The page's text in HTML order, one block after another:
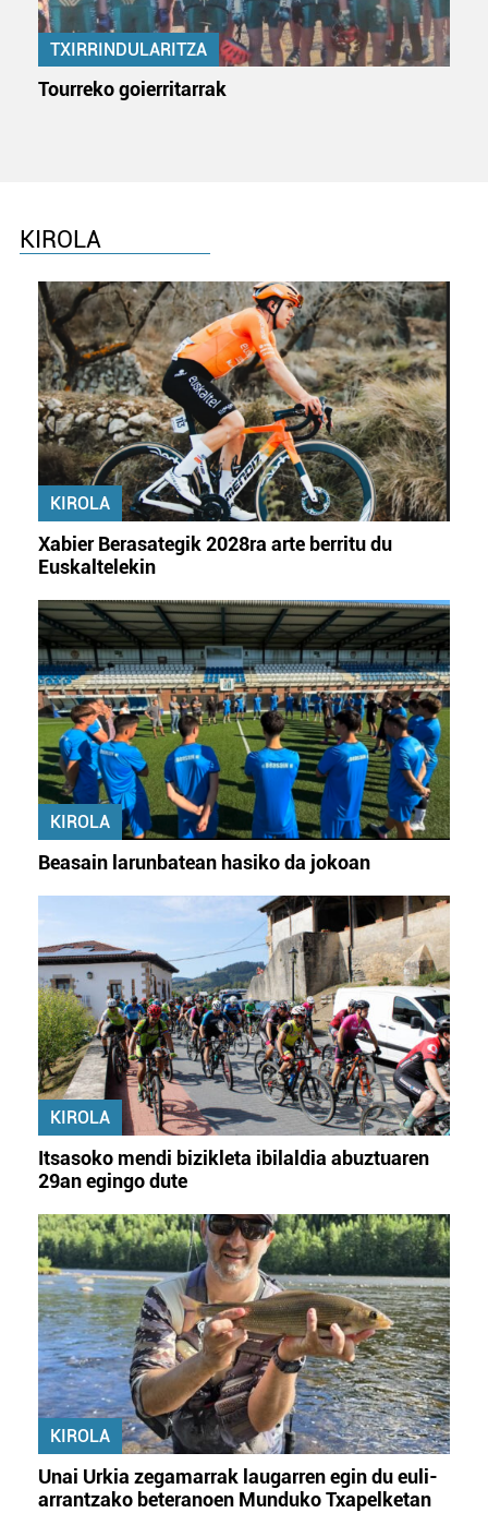
TXIRRINDULARITZA
Tourreko goierritarrak
KIROLA
KIROLA
Xabier Berasategik 2028ra arte berritu du
Euskaltelekin
KIROLA
Beasain larunbatean hasiko da jokoan
KIROLA
Itsasoko mendi bizikleta ibilaldia abuztuaren
29an egingo dute
KIROLA
Unai Urkia zegamarrak laugarren egin du euli-
arrantzako beteranoen Munduko Txapelketan